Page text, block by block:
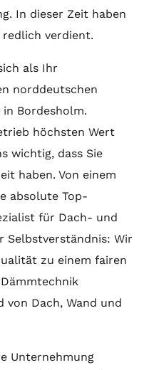
In dieser Zeit haben
verdient.
als Ihr
norddeutschen
Bordesholm.
höchsten Wert
wichtig, dass Sie
haben. Von einem
absolute Top-
für Dach- und
Selbstverständnis: Wir
zu einem fairen
Dach, Wand und
Unternehmung